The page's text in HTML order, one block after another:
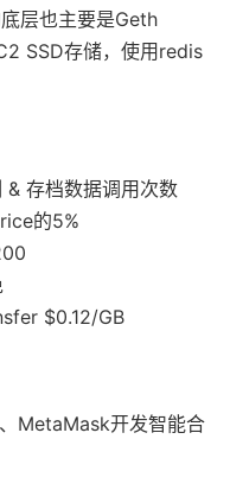
层也主要是Geth
SSD存储，使用redis
& 存档数据调用次数
的5%
$0.12/GB
MetaMask开发智能合